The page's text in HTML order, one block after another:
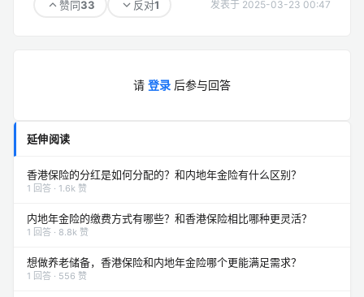
赞同33 反对1 发表于 2025-03-23 00:47
请 登录 后参与回答
延伸阅读
香港保险的分红是如何分配的？和内地年金险有什么区别？
1 回答 · 1.6k 赞
内地年金险的缴费方式有哪些？和香港保险相比哪种更灵活？
1 回答 · 8.8k 赞
想做养老储备，香港保险和内地年金险哪个更能满足需求？
1 回答 · 556 赞